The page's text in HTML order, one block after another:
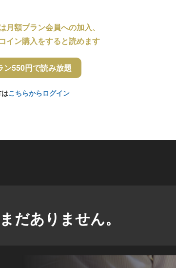
月額プラン会員への加入、
イン購入をすると読めます
ン550円で読み放題
こちらからログイン
だありません。